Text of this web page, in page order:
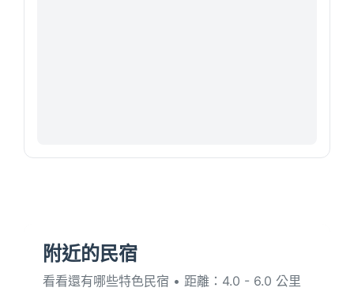
附近的民宿
看看還有哪些特色民宿 • 距離：4.0 - 6.0 公里